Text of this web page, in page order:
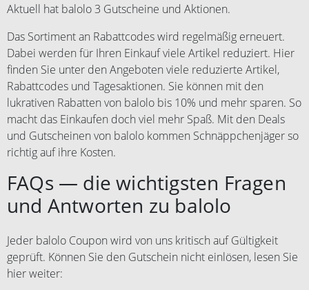
Aktuell hat balolo 3 Gutscheine und Aktionen.
Das Sortiment an Rabattcodes wird regelmäßig erneuert.
Dabei werden für Ihren Einkauf viele Artikel reduziert. Hier
finden Sie unter den Angeboten viele reduzierte Artikel,
Rabattcodes und Tagesaktionen. Sie können mit den
lukrativen Rabatten von balolo bis 10% und mehr sparen. So
macht das Einkaufen doch viel mehr Spaß. Mit den Deals
und Gutscheinen von balolo kommen Schnäppchenjäger so
richtig auf ihre Kosten.
FAQs — die wichtigsten Fragen
und Antworten zu balolo
Jeder balolo Coupon wird von uns kritisch auf Gültigkeit
geprüft. Können Sie den Gutschein nicht einlösen, lesen Sie
hier weiter: